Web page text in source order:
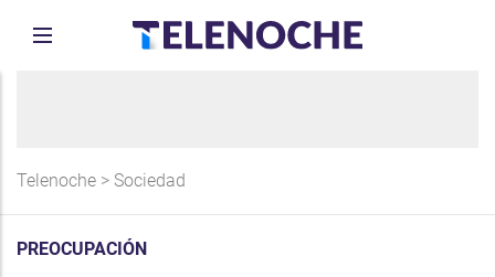
Telenoche > Sociedad
PREOCUPACIÓN